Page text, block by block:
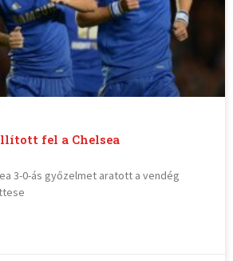
fel a Chelsea
3-0-ás győzelmet aratott a vendég